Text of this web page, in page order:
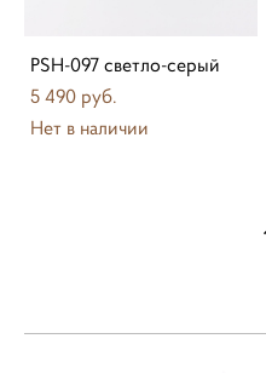
PSH-097 светло-серый
5 490 pуб.
Нет в наличии